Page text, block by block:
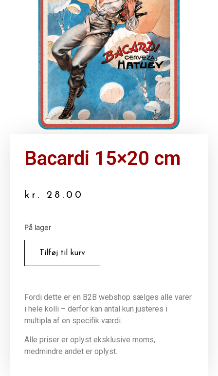
Bacardi 15×20 cm
kr. 28.00
På lager
Tilføj til kurv
Fordi dette er en B2B webshop sælges alle varer
i hele kolli – derfor kan antal kun justeres i
multipla af en specifik værdi.
Alle priser er oplyst eksklusive moms,
medmindre andet er oplyst.